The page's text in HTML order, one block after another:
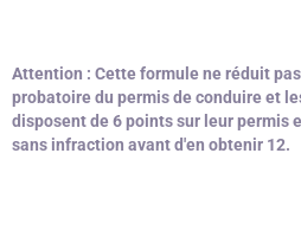
Attention : Cette formule ne réduit
probatoire du permis de conduire et
disposent de 6 points sur leur permis
sans infraction avant d'en obtenir 12.